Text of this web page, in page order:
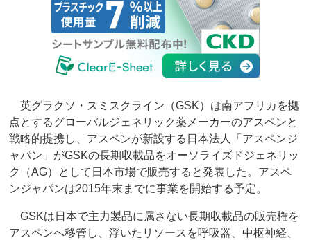
英グラクソ・スミスクライン（GSK）は南アフリカを拠
点とするグローバルジェネリック薬メーカーのアスペンと
戦略的提携し、アスペンが新設する日本法人「アスペンジ
ャパン」がGSKの長期収載品をオーソライズドジェネリッ
ク（AG）として日本市場で販売すると発表した。アスペ
ンジャパンは2015年末までに事業を開始する予定。
GSKは日本で主力製品に属さない長期収載品の販売権を
アスペンへ移管し、浮いたリソースを呼吸器、中枢神経、